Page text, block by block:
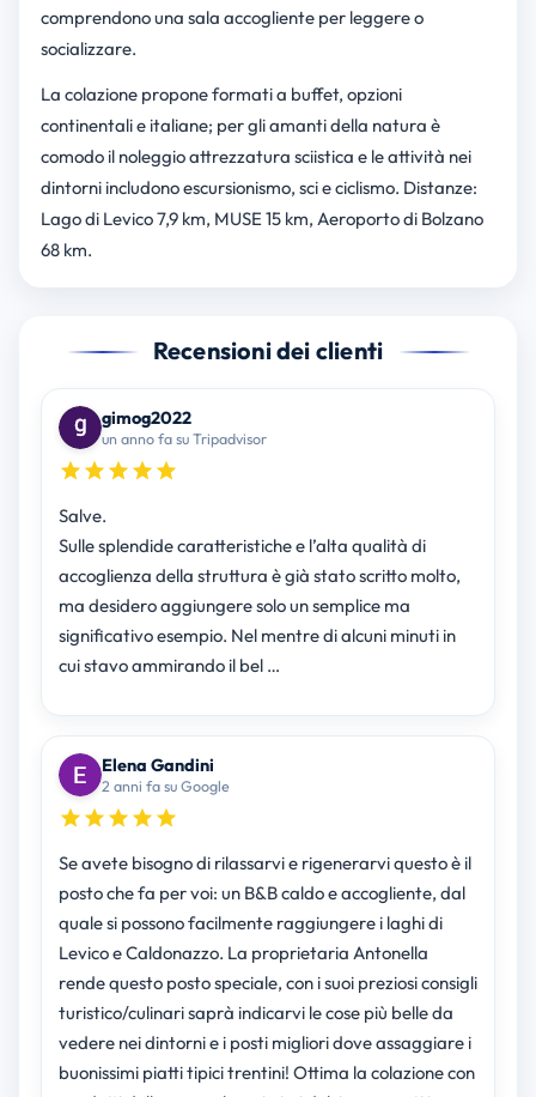
comprendono una sala accogliente per leggere o
socializzare.
La colazione propone formati a buffet, opzioni
continentali e italiane; per gli amanti della natura è
comodo il noleggio attrezzatura sciistica e le attività nei
dintorni includono escursionismo, sci e ciclismo. Distanze:
Lago di Levico 7,9 km, MUSE 15 km, Aeroporto di Bolzano
68 km.
Recensioni dei clienti
gimog2022
un anno fa su Tripadvisor
Salve.
Sulle splendide caratteristiche e l’alta qualità di
accoglienza della struttura è già stato scritto molto,
ma desidero aggiungere solo un semplice ma
significativo esempio. Nel mentre di alcuni minuti in
cui stavo ammirando il bel …
Elena Gandini
2 anni fa su Google
Se avete bisogno di rilassarvi e rigenerarvi questo è il
posto che fa per voi: un B&B caldo e accogliente, dal
quale si possono facilmente raggiungere i laghi di
Levico e Caldonazzo. La proprietaria Antonella
rende questo posto speciale, con i suoi preziosi consigli
turistico/culinari saprà indicarvi le cose più belle da
vedere nei dintorni e i posti migliori dove assaggiare i
buonissimi piatti tipici trentini! Ottima la colazione con